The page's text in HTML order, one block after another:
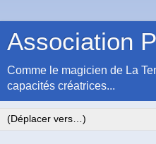
Association
Comme le magicien de La
capacités créatrices...